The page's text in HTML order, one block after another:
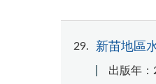
29 新苗地區
出版年：